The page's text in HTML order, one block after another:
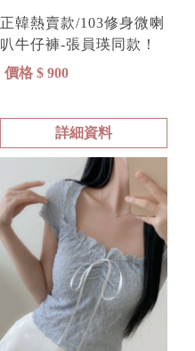
正韓熱賣款/103修身微喇
叭牛仔褲-張員瑛同款！
價格 $ 900
詳細資料